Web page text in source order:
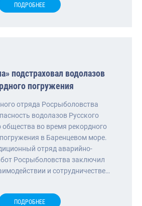
ПОДРОБНЕЕ
подстраховал водолазов
погружения
отряда Росрыболовства
водолазов Русского
общества во время рекордного
в Баренцевом море.
отряд аварийно-
Росрыболовства заключил
и сотрудничестве…
ПОДРОБНЕЕ